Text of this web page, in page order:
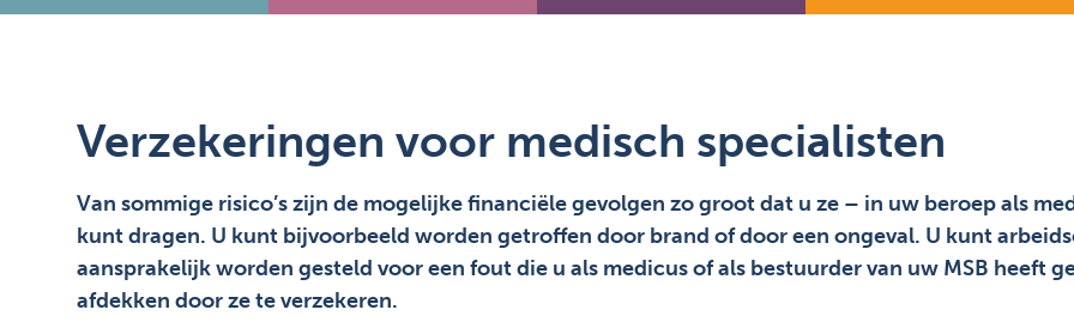
Verzekeringen voor medisch specialisten
Van sommige risico’s zijn de mogelijke financiële gevolgen zo groot dat u ze – in uw beroep als
kunt dragen. U kunt bijvoorbeeld worden getroffen door brand of door een ongeval. U kunt
aansprakelijk worden gesteld voor een fout die u als medicus of als bestuurder van uw MSB heeft
afdekken door ze te verzekeren.